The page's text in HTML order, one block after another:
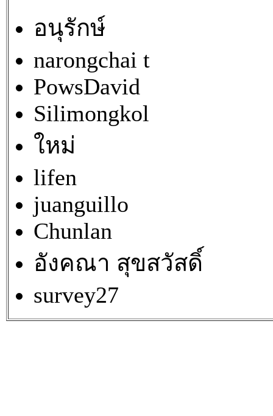
อนุรักษ์
narongchai t
PowsDavid
Silimongkol
ใหม่
lifen
juanguillo
Chunlan
อังคณา สุขสวัสดิ์
survey27